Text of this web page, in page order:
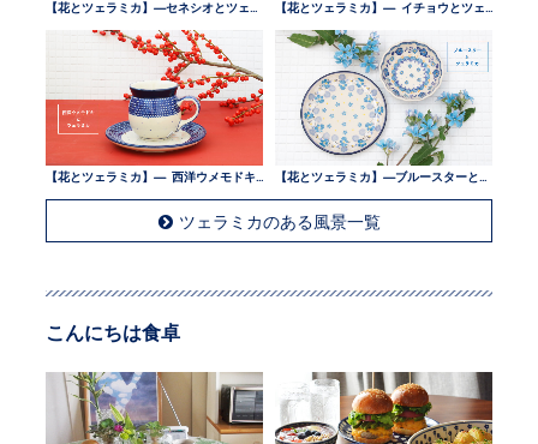
ツェラミカのある風景一覧
こんにちは食卓